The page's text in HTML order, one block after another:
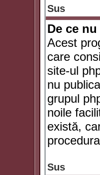
Sus
De ce
Acest
care
site-ul
nu
grupul
noile
există,
Sus